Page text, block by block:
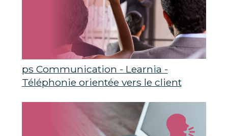
ps Communication - Learnia -
Téléphonie orientée vers le client